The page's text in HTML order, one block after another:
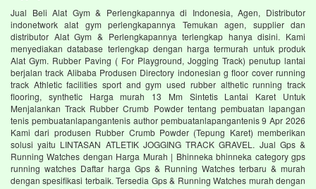
Jual Beli Alat Gym & Perlengkapannya di Indonesia, Agen, Distributor
indonetwork alat gym perlengkapannya Temukan agen, supplier dan
distributor Alat Gym & Perlengkapannya terlengkap hanya disini. Kami
menyediakan database terlengkap dengan harga termurah untuk produk
Alat Gym. Rubber Paving ( For Playground, Jogging Track) penutup lantai
berjalan track Alibaba Produsen Directory indonesian g floor cover running
track Athletic facilities sport and gym used rubber althetic running track
flooring, synthetic Harga murah 13 Mm Sintetis Lantai Karet Untuk
Menjalankan Track Rubber Crumb Powder tentang pembuatan lapangan
tenis pembuatanlapangantenis author pembuatanlapangantenis 9 Apr 2026
Kami dari produsen Rubber Crumb Powder (Tepung Karet) memberikan
solusi yaitu LINTASAN ATLETIK JOGGING TRACK GRAVEL. Jual Gps &
Running Watches dengan Harga Murah | Bhinneka bhinneka category gps
running watches Daftar harga Gps & Running Watches terbaru & murah
dengan spesifikasi terbaik. Tersedia Gps & Running Watches murah dengan